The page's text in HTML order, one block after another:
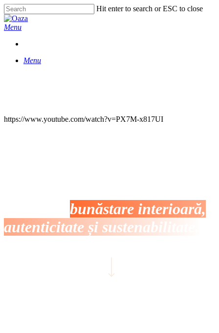
Skip
to
main
Hit enter to search or ESC to close
Close
Search
Menu
Menu
https://www.youtube.com/watch?v=PX7M-x817UI
bunăstare interioară,
autenticitate și sustenabilitate.